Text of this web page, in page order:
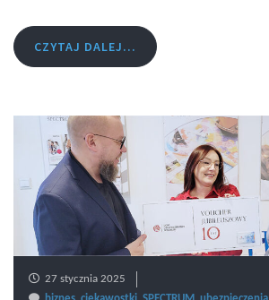
CZYTAJ DALEJ...
27 stycznia 2025